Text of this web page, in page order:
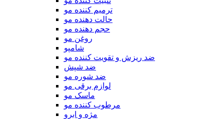
ترمیم کننده مو
حالت دهنده مو
حجم دهنده مو
روغن مو
شامپو
ضد ریزش و تقویت کننده مو
ضد شپش
ضد شوره مو
لوازم برقی مو
ماسک مو
مرطوب کننده مو
مژه و ابرو